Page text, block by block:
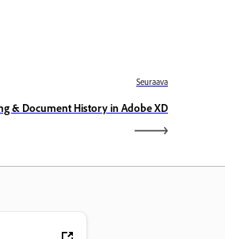
Seuraava
& Document History in Adobe XD